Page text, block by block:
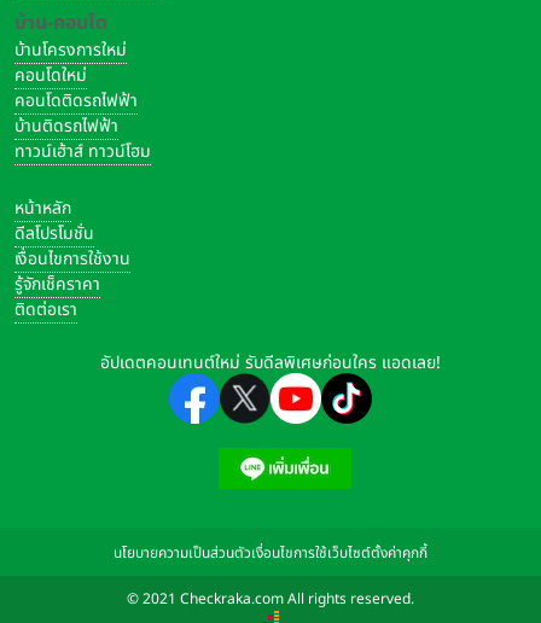
บ้าน-คอนโด
บ้านโครงการใหม่
คอนโดใหม่
คอนโดติดรถไฟฟ้า
บ้านติดรถไฟฟ้า
ทาวน์เฮ้าส์ ทาวน์โฮม
หน้าหลัก
ดีลโปรโมชั่น
เงื่อนไขการใช้งาน
รู้จักเช็คราคา
ติดต่อเรา
อัปเดตคอนเทนต์ใหม่ รับดีลพิเศษก่อนใคร แอดเลย!
นโยบายความเป็นส่วนตัวเงื่อนไขการใช้เว็บไซต์ตั้งค่าคุกกี้
© 2021 Checkraka.com All rights reserved.